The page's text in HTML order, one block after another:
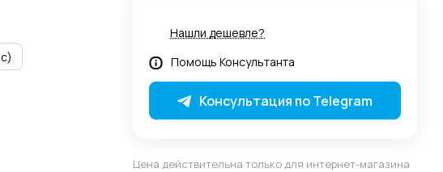
Нашли дешевле?
Помощь Консультанта
Консультация по Telegram
Цена действительна только для интернет-магазина